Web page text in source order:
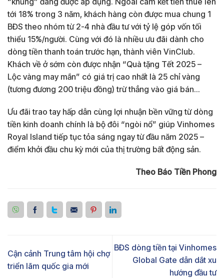
tới 18% trong 3 năm, khách hàng còn được mua chung 1
BĐS theo nhóm từ 2-4 nhà đầu tư với tỷ lệ góp vốn tối
thiểu 15%/người. Cùng với đó là nhiều ưu đãi dành cho
dòng tiền thanh toán trước hạn, thành viên VinClub.
Khách về ở sớm còn được nhận “Quà tặng Tết 2025 –
Lộc vàng may mắn” có giá trị cao nhất là 25 chỉ vàng
(tương đương 200 triệu đồng) trừ thẳng vào giá bán…
Ưu đãi trao tay hấp dẫn cùng lợi nhuận bền vững từ dòng
tiền kinh doanh chính là bộ đôi “ngòi nổ” giúp Vinhomes
Royal Island tiếp tục tỏa sáng ngay từ đầu năm 2025 –
điểm khởi đầu chu kỳ mới của thị trường bất động sản.
Theo Báo Tiền Phong
Cận cảnh Trung tâm hội chợ
triển lãm quốc gia mới
BĐS dòng tiền tại Vinhomes
Global Gate dẫn dắt xu
hướng đầu tư